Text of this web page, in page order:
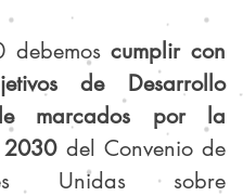
debemos cumplir con
de Desarrollo
marcados por la
del Convenio de
Unidas sobre